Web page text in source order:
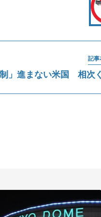
記事
」進まない米国 相次